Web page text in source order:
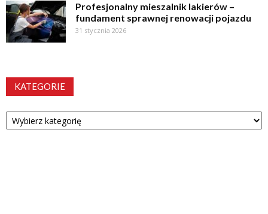
Profesjonalny mieszalnik lakierów –
fundament sprawnej renowacji pojazdu
31 stycznia 2026
KATEGORIE
Kategorie